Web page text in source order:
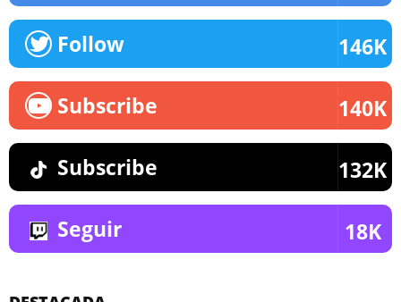
Follow 146K
Subscribe 140K
Subscribe 132K
Seguir 18K